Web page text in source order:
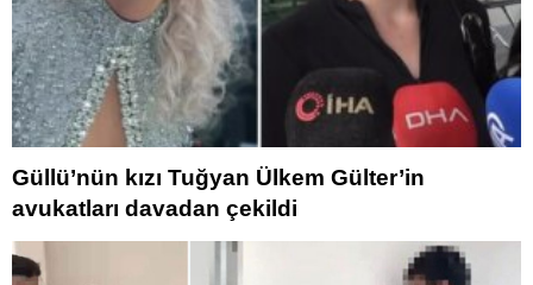
Güllü’nün kızı Tuğyan Ülkem Gülter’in
avukatları davadan çekildi